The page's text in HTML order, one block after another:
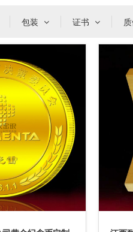
包装 证书